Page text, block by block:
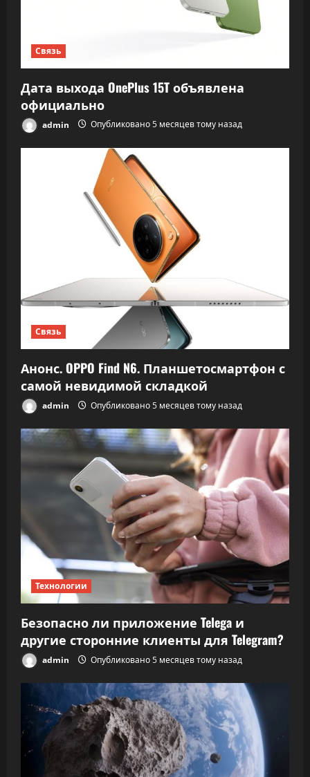
Связь
Дата выхода OnePlus 15T объявлена
официально
admin Опубликовано 5 месяцев тому назад
Связь
Анонс. OPPO Find N6. Планшетосмартфон с
самой невидимой складкой
admin Опубликовано 5 месяцев тому назад
Технологии
Безопасно ли приложение Telega и
другие сторонние клиенты для Telegram?
admin Опубликовано 5 месяцев тому назад